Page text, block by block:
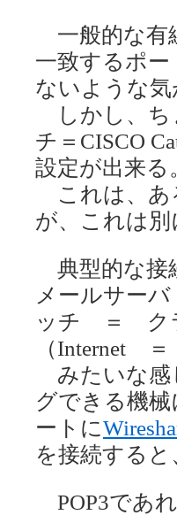
一般的な有
一致するポ
ないような気
しかし、ち
チ＝CISCO
設定が出来る
これは、あ
が、これは
典型的な接
メールサー
ッチ ＝ ク
（Internet
みたいな感
グできる機
ートに
を接続する
POP3であ